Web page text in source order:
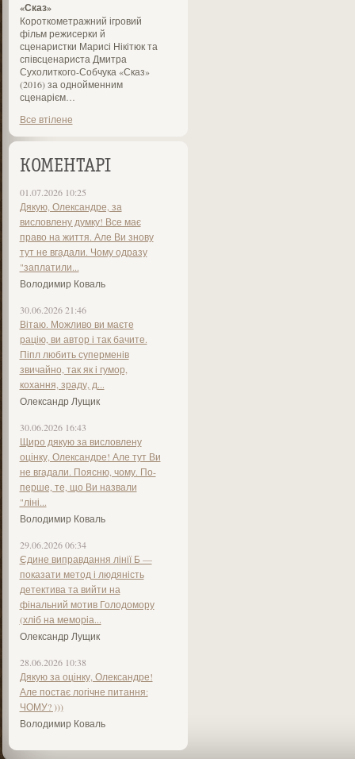
«Сказ»
Короткометражний ігровий
фільм режисерки й
сценаристки Марисі Нікітюк та
співсценариста Дмитра
Сухолиткого-Собчука «Сказ»
(2016) за однойменним
сценарієм…
Все втілене
КОМЕНТАРІ
01.07.2026 10:25
Дякую, Олександре, за
висловлену думку! Все має
право на життя. Але Ви знову
тут не вгадали. Чому одразу
"заплатили...
Володимир Коваль
30.06.2026 21:46
Вітаю. Можливо ви маєте
рацію, ви автор і так бачите.
Піпл любить суперменів
звичайно, так як і гумор,
кохання, зраду, д...
Олександр Лущик
30.06.2026 16:43
Щиро дякую за висловлену
оцінку, Олександре! Але тут Ви
не вгадали. Поясню, чому. По-
перше, те, що Ви назвали
"ліні...
Володимир Коваль
29.06.2026 06:34
Єдине виправдання лінії Б —
показати метод і людяність
детектива та вийти на
фінальний мотив Голодомору
(хліб на меморіа...
Олександр Лущик
28.06.2026 10:38
Дякую за оцінку, Олександре!
Але постає логічне питання:
ЧОМУ? )))
Володимир Коваль